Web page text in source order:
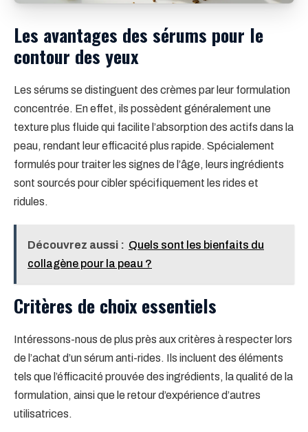
Les avantages des sérums pour le
contour des yeux
Les sérums se distinguent des crèmes par leur formulation
concentrée. En effet, ils possèdent généralement une
texture plus fluide qui facilite l’absorption des actifs dans la
peau, rendant leur efficacité plus rapide. Spécialement
formulés pour traiter les signes de l’âge, leurs ingrédients
sont sourcés pour cibler spécifiquement les rides et
ridules.
Découvrez aussi : Quels sont les bienfaits du
collagène pour la peau ?
Critères de choix essentiels
Intéressons-nous de plus près aux critères à respecter lors
de l’achat d’un sérum anti-rides. Ils incluent des éléments
tels que l’éfficacité prouvée des ingrédients, la qualité de la
formulation, ainsi que le retour d’expérience d’autres
utilisatrices.